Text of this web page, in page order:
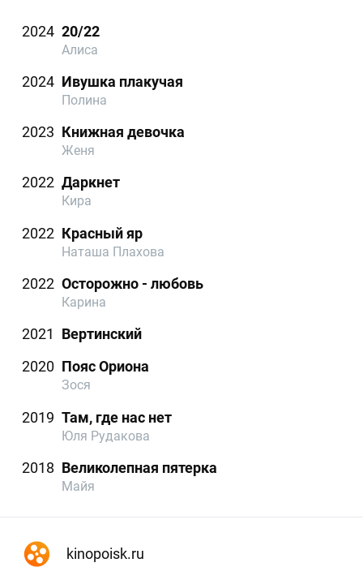
2024 20/22
Алиса
2024 Ивушка плакучая
Полина
2023 Книжная девочка
Женя
2022 Даркнет
Кира
2022 Красный яр
Наташа Плахова
2022 Осторожно - любовь
Карина
2021
Вертинский
2020 Пояс Ориона
Зося
2019 Там, где нас нет
Юля Рудакова
2018 Великолепная пятерка
Майя
kinopoisk.ru